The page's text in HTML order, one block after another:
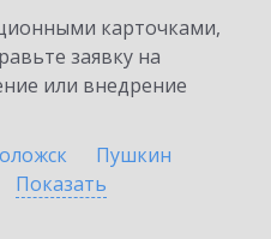
карточками,
заявку на
или внедрение
Пушкин
Показать